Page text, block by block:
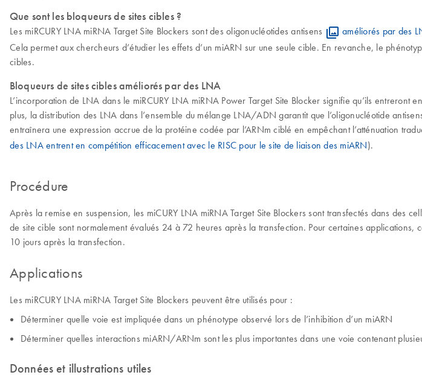
Que sont les bloqueurs de sites cibles ?
Les miRCURY LNA miRNA Target Site Blockers sont des oligonucléotides antisens améliorés par des
Cela permet aux chercheurs d’étudier les effets d’un miARN sur une seule cible. En revanche, le
cibles.
Bloqueurs de sites cibles améliorés par des LNA
L’incorporation de LNA dans le miRCURY LNA miRNA Power Target Site Blocker signifie qu’ils
plus, la distribution des LNA dans l’ensemble du mélange LNA/ADN garantit que l’oligonucléotide
entraînera une expression accrue de la protéine codée par l’ARNm ciblé en empêchant l’atténuation
des LNA entrent en compétition efficacement avec le RISC pour le site de liaison des miARN).
Procédure
Après la remise en suspension, les miCURY LNA miRNA Target Site Blockers sont transfectés dans des
de site cible sont normalement évalués 24 à 72 heures après la transfection. Pour certaines
10 jours après la transfection.
Applications
Les miRCURY LNA miRNA Target Site Blockers peuvent être utilisés pour :
Déterminer quelle voie est impliquée dans un phénotype observé lors de l’inhibition d’un miARN
Déterminer quelles interactions miARN/ARNm sont les plus importantes dans une voie contenant
Données et illustrations utiles